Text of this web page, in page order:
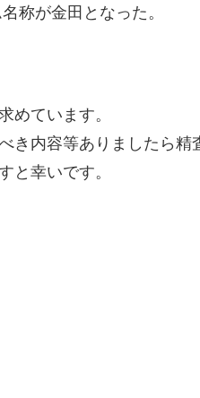
称が金田となった。
めています。
き内容等ありましたら精
と幸いです。